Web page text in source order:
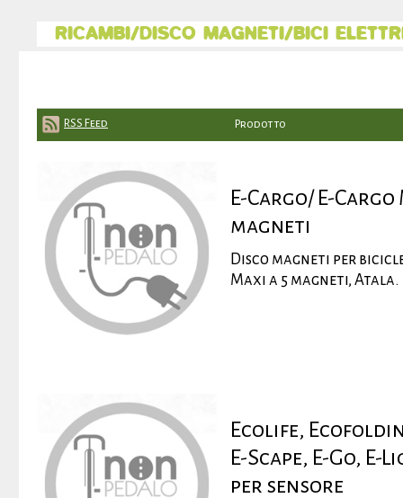
RICAMBI/DISCO MAGNETI/BICI
RSS Feed Prodotto
E-Cargo/ E-
magneti
Disco magneti per
Maxi a 5 magneti, Atala.
Ecolife,
E-Scape, E-Go,
per sensore